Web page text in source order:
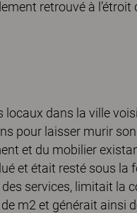
retrouvé à
locaux dans la ville
pour laisser murir
et du mobilier
et était resté sous
services, limitait la
m2 et générait ainsi